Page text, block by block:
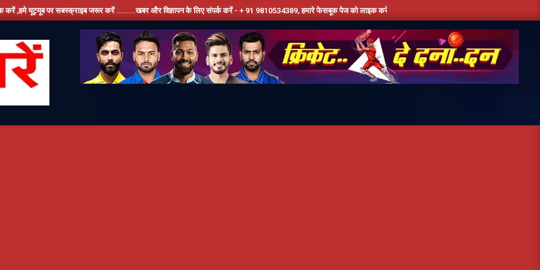
सबस्क्राइब जरूर करें ........खबर और विज्ञापन के लिए संपर्क करें - + 91 9810534389, हमारे फेसबूक पेज को लाइक करें ,हमे यूट्यूब पर सबस्क्राइब जरूर करें,दिन भर की तमाम छोटी बड़ी